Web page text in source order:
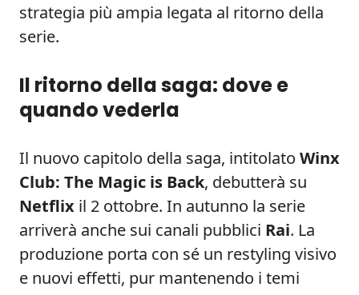
strategia più ampia legata al ritorno della
serie.
Il ritorno della saga: dove e
quando vederla
Il nuovo capitolo della saga, intitolato Winx
Club: The Magic is Back, debutterà su
Netflix il 2 ottobre. In autunno la serie
arriverà anche sui canali pubblici Rai. La
produzione porta con sé un restyling visivo
e nuovi effetti, pur mantenendo i temi